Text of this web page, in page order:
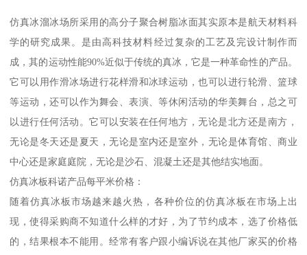
仿真冰溜冰场所采用的高分子聚合树脂冰面其实原本是航天材料科
学的研究成果。是由高科技材料经过复杂的工艺及完设计制作而
成，其的运动性能90%近似于传统的真冰，它是一种革命性的产品。
它可以用作滑冰场进行花样滑和冰球运动，也可以进行轮滑、篮球
等运动，还可以作为舞会、表演、等休闲活动的华美舞台，总之可
以进行任何活动。它可以安装在任何地方，无论是北方还是南方，
无论是冬天还是夏天，无论是室内还是室外，无论是体育馆、商业
中心还是家庭庭院，无论是沙石、混凝土还是其他结实地面。
仿真冰板科诺产品每平米价格：
随着仿真冰板市场越来越火热，各种价位的仿真冰板在市场上出
现，使得采购商不知道什么样的才好，为了节约成本，选了价格低
的，结果根本不能用。经常有客户跟小编诉说在其他厂家买的价格